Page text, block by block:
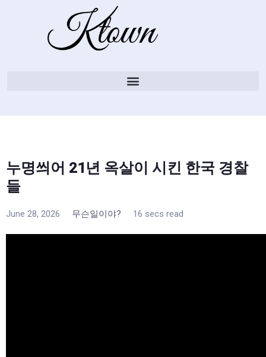
누명씌어 21년 옥살이 시킨 한국 경찰
들
June 28, 2026 무슨일이야? 16 secs read